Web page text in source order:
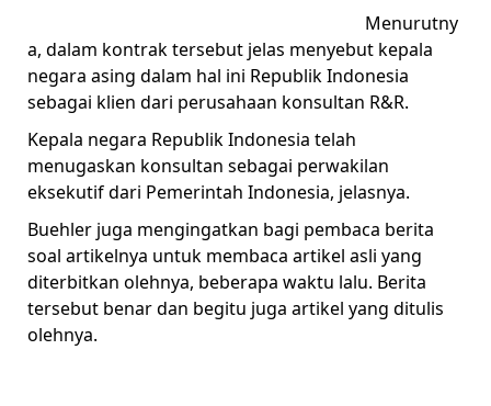
Menurutny
a, dalam kontrak tersebut jelas menyebut kepala
negara asing dalam hal ini Republik Indonesia
sebagai klien dari perusahaan konsultan R&R.
Kepala negara Republik Indonesia telah
menugaskan konsultan sebagai perwakilan
eksekutif dari Pemerintah Indonesia, jelasnya.
Buehler juga mengingatkan bagi pembaca berita
soal artikelnya untuk membaca artikel asli yang
diterbitkan olehnya, beberapa waktu lalu. Berita
tersebut benar dan begitu juga artikel yang ditulis
olehnya.